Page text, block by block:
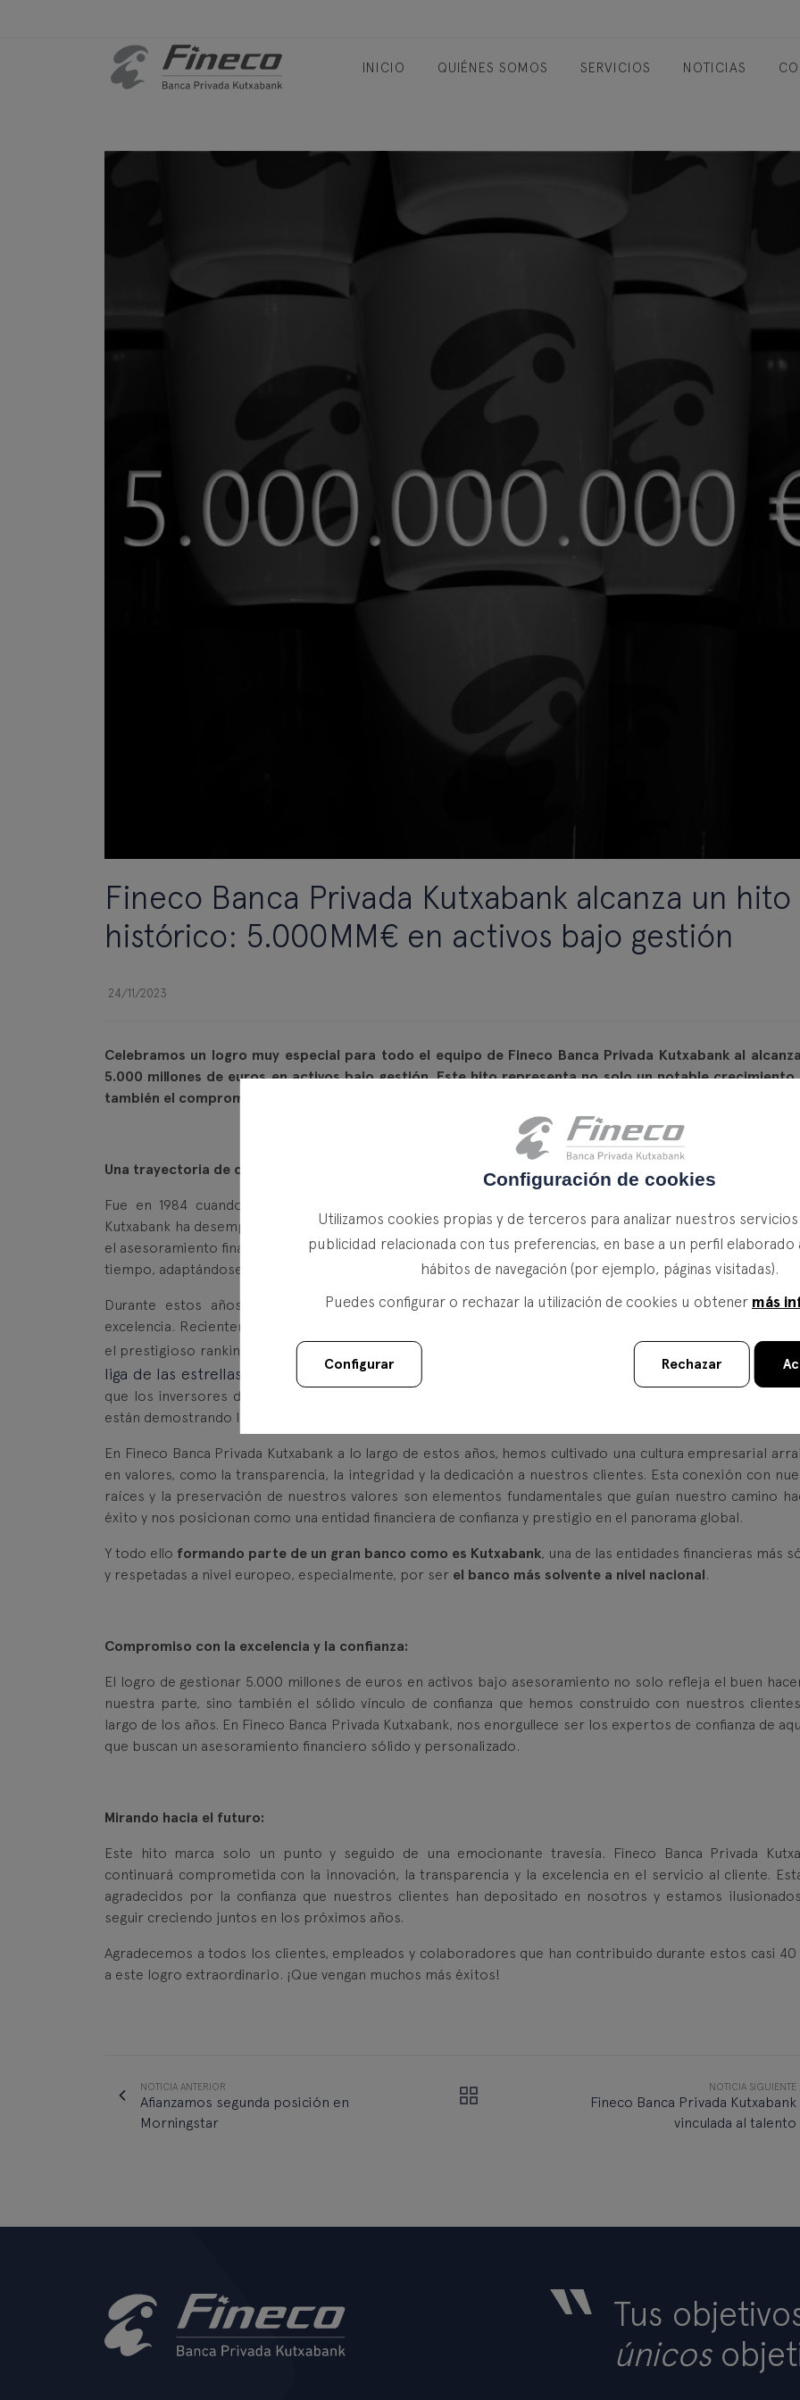
INICIO QUIÉNES SOMOS SERVICIOS NOTICIAS
Fineco Banca Privada Kutxabank alcanza un hito
histórico: 5.000MM€ en activos bajo gestión
24/11/2023
Celebramos un logro muy especial para todo el equipo de Fineco Banca Privada Kutxabank al
5.000 millones de euros en activos bajo gestión. Este hito representa no solo un notable
también el compromiso constante con la excelencia y la confianza de nuestros clientes.
Una trayectoria de casi 40 años de éxito:
Fue en 1984 cuando nuestro primer cliente confío en nosotros y desde entonces Fineco Banca
Kutxabank ha desempeñado un papel destacado en el mundo financiero, consolidándose como un
el asesoramiento financiero y la gestión de patrimonios. Fineco Banca Privada Kutxabank ha evolucionado
tiempo, adaptándose a los cambios del mercado y siempre comprometida con la satisfacción del cliente.
Durante estos años, hemos alcanzado hitos significativos que han contribuido a nuestra
excelencia. Recientemente, con los datos de cierre de octubre hemos revalidado nuestra segunda
el prestigioso ranking "La liga de las estrellas" elaborado por Morningstar en la categoría Grandes
liga de las estrellas | Morningstar), resultado de la calidad de nuestras estrategias de inversión y la
que los inversores depositan en nosotros. Además, nos enorgullece el buen compartamiento y la solidez
están demostrando las inversiones de nuestros fondos.
En Fineco Banca Privada Kutxabank a lo largo de estos años, hemos cultivado una cultura empresarial
en valores, como la transparencia, la integridad y la dedicación a nuestros clientes. Esta conexión con
raíces y la preservación de nuestros valores son elementos fundamentales que guían nuestro camino
éxito y nos posicionan como una entidad financiera de confianza y prestigio en el panorama global.
Y todo ello formando parte de un gran banco como es Kutxabank, una de las entidades financieras más
y respetadas a nivel europeo, especialmente, por ser el banco más solvente a nivel nacional.
Compromiso con la excelencia y la confianza:
El logro de gestionar 5.000 millones de euros en activos bajo asesoramiento no solo refleja el buen
nuestra parte, sino también el sólido vínculo de confianza que hemos construido con nuestros
largo de los años. En Fineco Banca Privada Kutxabank, nos enorgullece ser los expertos de confianza de
que buscan un asesoramiento financiero sólido y personalizado.
Mirando hacia el futuro:
Este hito marca solo un punto y seguido de una emocionante travesía. Fineco Banca Privada
continuará comprometida con la innovación, la transparencia y la excelencia en el servicio al cliente.
agradecidos por la confianza que nuestros clientes han depositado en nosotros y estamos
seguir creciendo juntos en los próximos años.
Agradecemos a todos los clientes, empleados y colaboradores que han contribuido durante estos casi 40
a este logro extraordinario. ¡Que vengan muchos más éxitos!
NOTICIA ANTERIOR
Afianzamos segunda posición en
Morningstar
NOTICIA SIGUIENTE
Fineco Banca Privada Kutxabank
vinculada al talento
Configuración de cookies
Utilizamos cookies propias y de terceros para analizar nuestros
publicidad relacionada con tus preferencias, en base a un perfil
hábitos de navegación (por ejemplo, páginas visitadas).
Puedes configurar o rechazar la utilización de cookies u obtener más
Configurar Rechazar
“ Tus
únicos